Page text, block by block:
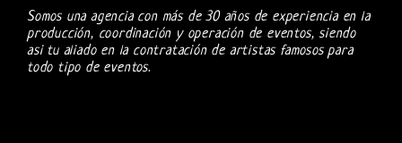
Somos una agencia con más de 30 años de experiencia en la
producción, coordinación y operación de eventos, siendo
asi tu aliado en la contratación de artistas famosos para
todo tipo de eventos.